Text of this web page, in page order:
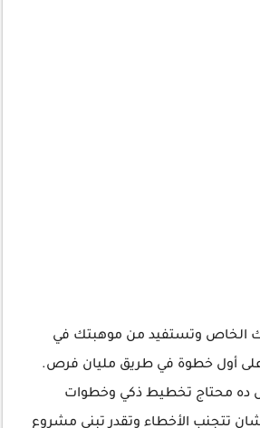
الخاص وتستفيد من موهبتك في
على أول خطوة في طريق مليان فرص.
ده محتاج تخطيط ذكي وخطوات
تتجنب الأخطاء وتقدر تبني مشروع